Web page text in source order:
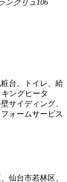
ンクリュ106
台、トイレ、給
ングヒータ
サイディング、
ォームサービス
仙台市若林区、